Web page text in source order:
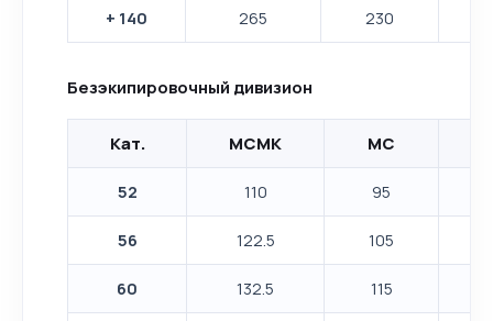
+ 140 265 230
Безэкипировочный дивизион
Кат. МСМК МС
52 110 95
56 122.5 105
60 132.5 115